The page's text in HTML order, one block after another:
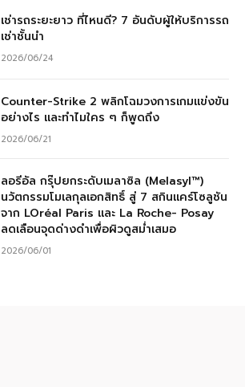
เช่ารถระยะยาว ที่ไหนดี? 7 อันดับผู้ให้บริการรถ
เช่าชั้นนำ
2026/06/24
Counter-Strike 2 พลิกโฉมวงการเกมแข่งขัน
อย่างไร และทำไมใคร ๆ ก็พูดถึง
2026/06/21
ลอรีอัล กรุ๊ปยกระดับเมลาซิล (Melasyl™)
นวัตกรรมโมเลกุลเอกสิทธิ์ สู่ 7 สกินแคร์โซลูชัน
จาก LOréal Paris และ La Roche- Posay
ลดเลือนจุดด่างดำเพื่อผิวดูสม่ำเสมอ
2026/06/01